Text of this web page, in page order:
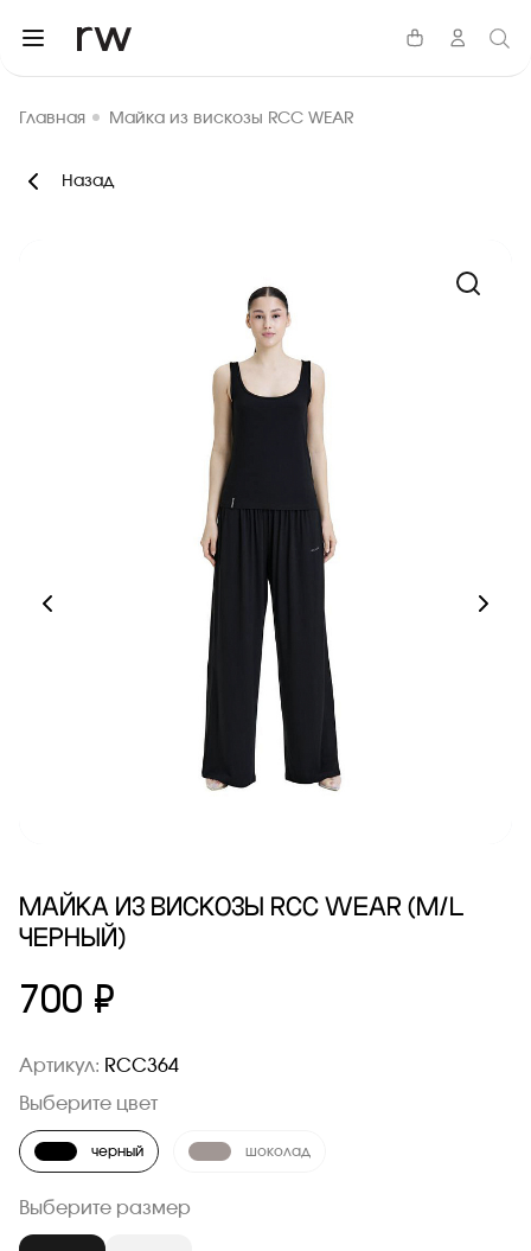
Главная Майка из вискозы RCC WEAR
Назад
МАЙКА ИЗ ВИСКОЗЫ RCC WEAR (M/L
ЧЕРНЫЙ)
700 ₽
Артикул: RCC364
Выберите размер
Выберите цвет
черный шоколад